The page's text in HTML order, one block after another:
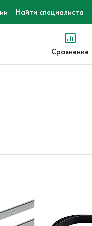
Найти специалиста
Сравнение